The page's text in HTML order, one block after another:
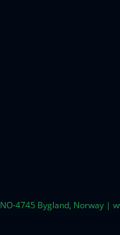
4745 Bygland, Norway